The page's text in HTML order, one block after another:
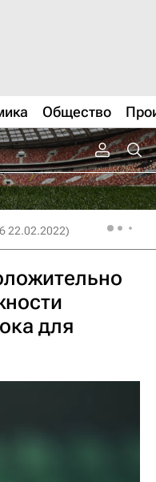
Общество
22.02.2022)
для